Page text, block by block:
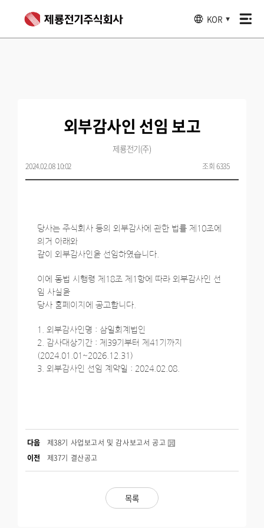
KOR ▼
외부감사인 선임 보고
제룡전기(주)
2024.02.08 10:02 조회 6335
당사는 주식회사 등의 외부감사에 관한 법률 제10조에
의거 아래와
같이 외부감사인을 선임하였습니다.
이에 동법 시행령 제18조 제1항에 따라 외부감사인 선
임 사실을
당사 홈페이지에 공고합니다.
1. 외부감사인명 : 삼일회계법인
2. 감사대상기간 : 제39기부터 제41기까지
(2024.01.01~2026.12.31)
3. 외부감사인 선임 계약일 : 2024.02.08.
목록
다음
제38기 사업보고서 및 감사보고서 공고
이전 제37기 결산공고